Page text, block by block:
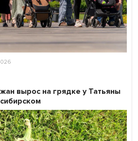
вырос на грядке у Татьяны